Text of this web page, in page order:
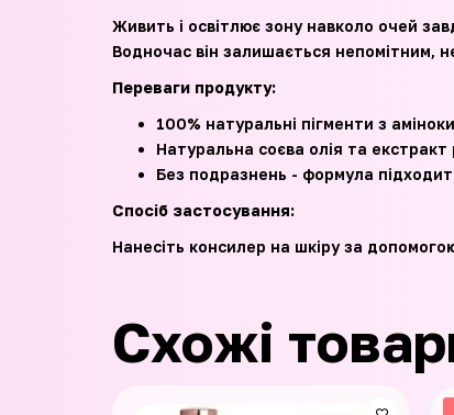
Живить і освітлює зону навколо очей
Водночас він залишається непомітним,
Переваги продукту:
100% натуральні пігменти з
Натуральна соєва олія та
Без подразнень - формула підходить
Спосіб застосування:
Нанесіть консилер на шкіру за
Схожі